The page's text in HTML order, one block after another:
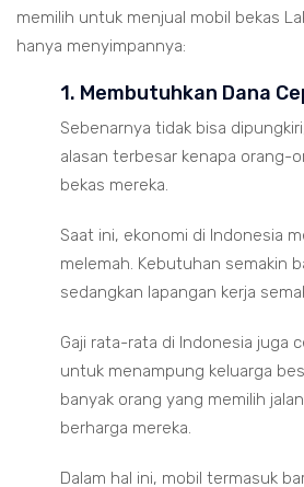
memilih untuk menjual mobil bekas
hanya menyimpannya:
1. Membutuhkan Dana
Sebenarnya tidak bisa
alasan terbesar kenapa orang-
bekas mereka.
Saat ini, ekonomi di Indonesia
melemah. Kebutuhan semakin
sedangkan lapangan kerja
Gaji rata-rata di Indonesia juga
untuk menampung keluarga
banyak orang yang memilih
berharga mereka.
Dalam hal ini, mobil termasuk